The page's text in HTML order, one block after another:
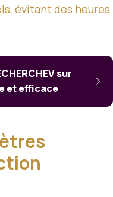
évitant des heures
sur
et efficace